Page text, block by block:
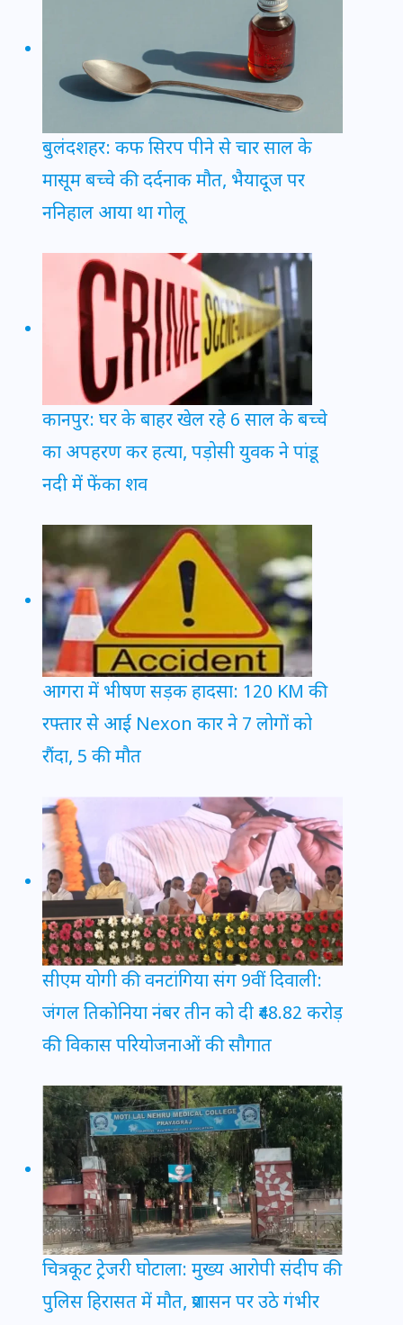
बुलंदशहर: कफ सिरप पीने से चार साल के
मासूम बच्चे की दर्दनाक मौत, भैयादूज पर
ननिहाल आया था गोलू
कानपुर: घर के बाहर खेल रहे 6 साल के बच्चे
का अपहरण कर हत्या, पड़ोसी युवक ने पांडू
नदी में फेंका शव
आगरा में भीषण सड़क हादसा: 120 KM की
रफ्तार से आई Nexon कार ने 7 लोगों को
रौंदा, 5 की मौत
सीएम योगी की वनटांगिया संग 9वीं दिवाली:
जंगल तिकोनिया नंबर तीन को दी ₹48.82 करोड़
की विकास परियोजनाओं की सौगात
चित्रकूट ट्रेजरी घोटाला: मुख्य आरोपी संदीप की
पुलिस हिरासत में मौत, प्रशासन पर उठे गंभीर